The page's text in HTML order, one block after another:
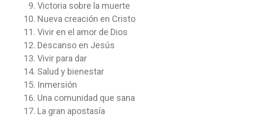
INTRODUCCION A ESCRITOS E.
G. WHITE T/D
George R. Knight
Todos los escritos proféticos, si son
acordes a la Biblia, merecen nuestra...
TAPA DURA
28,78 $
APOCALIPSIS, EL QUINTO
EVANGELIO
Autor:
FLEXIBLE
Victoria sobre la muerte
Nueva creación en Cristo
Vivir en el amor de Dios
Descanso en Jesús
Vivir para dar
Salud y bienestar
Inmersión
Una comunidad que sana
La gran apostasía